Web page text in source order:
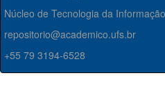
Núcleo de Tecnologia da
repositorio@academico.ufs.br
+55 79 3194-6528